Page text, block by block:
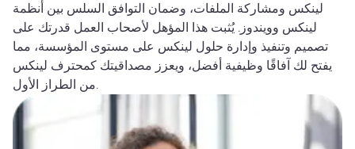
لينكس ومشاركة الملفات، وضمان التوافق السلس بين أنظمة
لينكس وويندوز. يُثبت هذا المؤهل لأصحاب العمل قدرتك على
تصميم وتنفيذ وإدارة حلول لينكس على مستوى المؤسسة، مما
يفتح لك آفاقًا وظيفية أفضل، ويعزز مصداقيتك كمحترف لينكس
من الطراز الأول.